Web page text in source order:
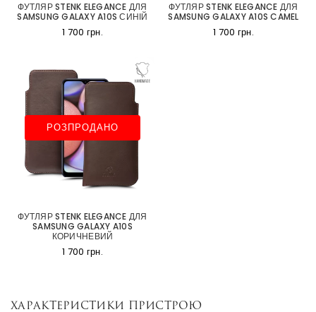
ФУТЛЯР STENK ELEGANCE ДЛЯ
SAMSUNG GALAXY A10S СИНІЙ
1 700 грн.
ФУТЛЯР STENK ELEGANCE ДЛЯ
SAMSUNG GALAXY A10S CAMEL
1 700 грн.
РОЗПРОДАНО
ФУТЛЯР STENK ELEGANCE ДЛЯ
SAMSUNG GALAXY A10S
КОРИЧНЕВИЙ
1 700 грн.
Характеристики пристрою